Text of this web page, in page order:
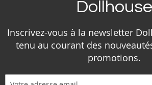
Dollhouse
Inscrivez-vous à la newsletter
tenu au courant des
promotions.